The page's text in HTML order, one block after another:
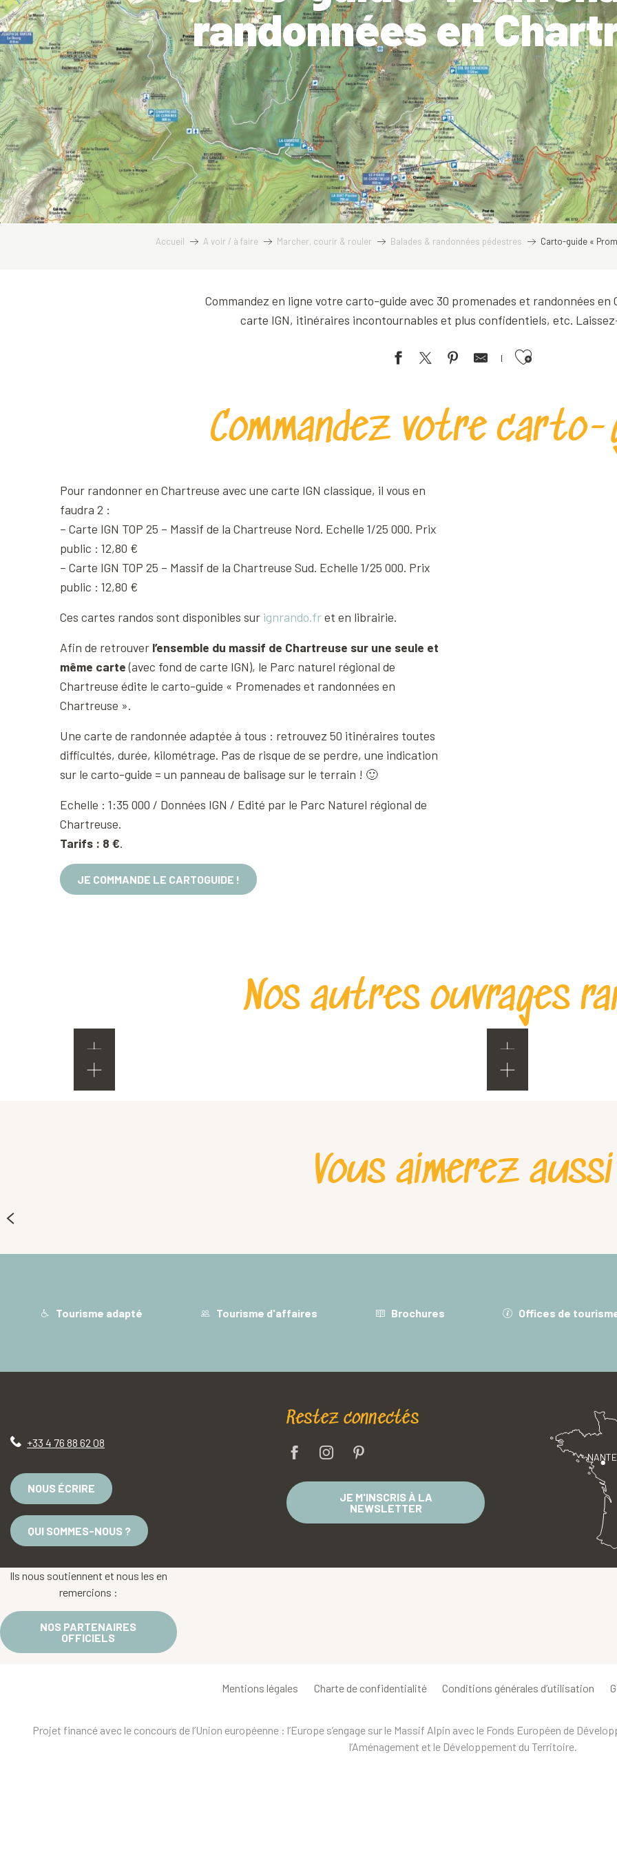
randonnées en
Accueil A voir / à faire Marcher, courir & rouler Balades & randonnées pédestres Carto-guide «
Commandez en ligne votre carto-guide avec 30 promenades et randonnées en
carte IGN, itinéraires incontournables et plus confidentiels, etc.
Ajouter aux favoris
Commandez votre
Pour randonner en Chartreuse avec une carte IGN classique, il vous en
faudra 2 :
– Carte IGN TOP 25 – Massif de la Chartreuse Nord. Echelle 1/25 000. Prix
public : 12,80 €
– Carte IGN TOP 25 – Massif de la Chartreuse Sud. Echelle 1/25 000. Prix
public : 12,80 €
Ces cartes randos sont disponibles sur ignrando.fret en librairie.
Afin de retrouver l’ensemble du massif de Chartreuse sur une seule et
même carte(avec fond de carte IGN), le Parc naturel régional de
Chartreuse édite le carto-guide « Promenades et randonnées en
Chartreuse ».
Une carte de randonnée adaptée à tous : retrouvez 50 itinéraires toutes
difficultés, durée, kilométrage. Pas de risque de se perdre, une indication
sur le carto-guide = un panneau de balisage sur le terrain ! 🙂
Echelle : 1:35 000 / Données IGN / Edité par le Parc Naturel régional de
Chartreuse.
Tarifs : 8 €.
JE COMMANDE LE CARTOGUIDE !
Nos autres ouvrages
Tarif : 16,40 €
COMMANDER
Vous aimerez aussi
Tourisme adapté Tourisme d'affaires Brochures Offices de
+33 4 76 88 62 08
NOUS ÉCRIRE
QUI SOMMES-NOUS ?
Restez connectés
JE M'INSCRIS À LA
NEWSLETTER
Ils nous soutiennent et nous les en
remercions :
NOS PARTENAIRES
OFFICIELS
Mentions légales Charte de confidentialité Conditions générales d’utilisation
Projet financé avec le concours de l’Union européenne : l’Europe s’engage sur le Massif Alpin avec le Fonds Européen de
l’Aménagement et le Développement du Territoire.